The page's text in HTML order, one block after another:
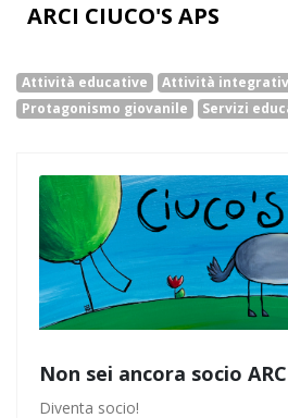
ARCI CIUCO'S APS
Attività educative
Attività
Protagonismo giovanile
Servizi
Non sei ancora socio
Diventa socio!